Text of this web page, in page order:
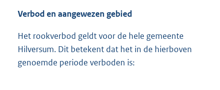
Verbod en aangewezen gebied
Het rookverbod geldt voor de hele gemeente
Hilversum. Dit betekent dat het in de hierboven
genoemde periode verboden is: